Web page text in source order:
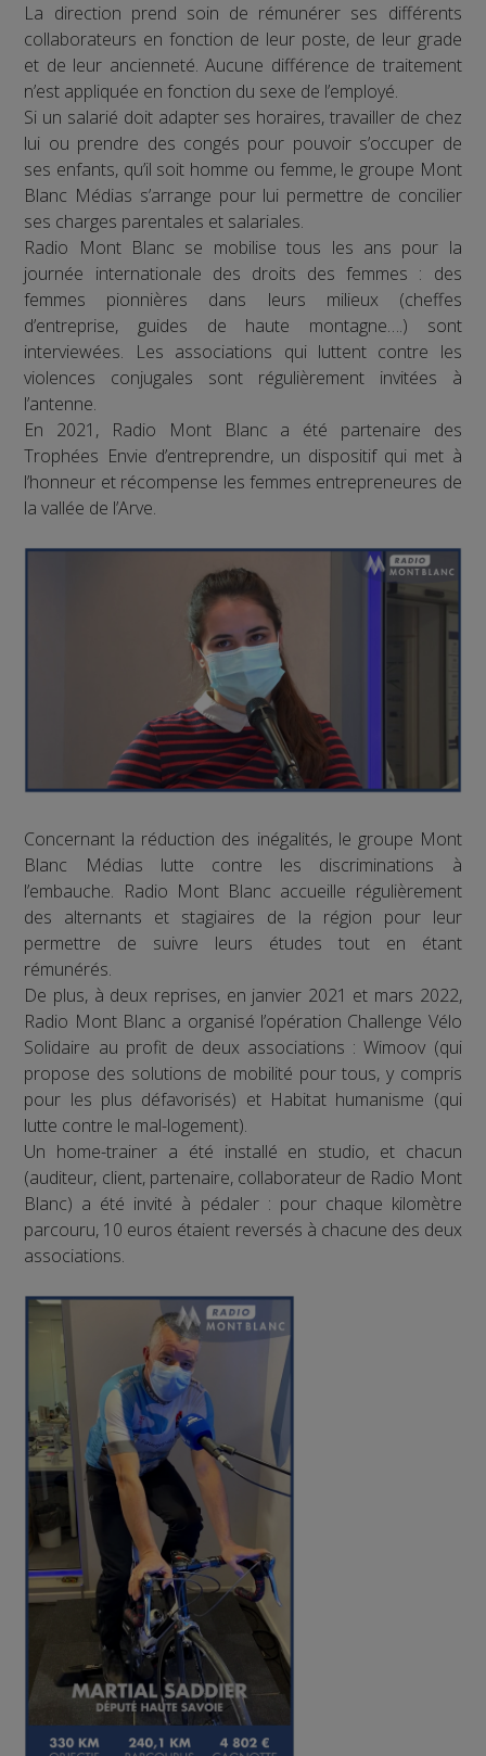
La direction prend soin de rémunérer ses différents
collaborateurs en fonction de leur poste, de leur grade
et de leur ancienneté. Aucune différence de traitement
n’est appliquée en fonction du sexe de l’employé.
Si un salarié doit adapter ses horaires, travailler de chez
lui ou prendre des congés pour pouvoir s’occuper de
ses enfants, qu’il soit homme ou femme, le groupe Mont
Blanc Médias s’arrange pour lui permettre de concilier
ses charges parentales et salariales.
Radio Mont Blanc se mobilise tous les ans pour la
journée internationale des droits des femmes : des
femmes pionnières dans leurs milieux (cheffes
d’entreprise, guides de haute montagne….) sont
interviewées. Les associations qui luttent contre les
violences conjugales sont régulièrement invitées à
l’antenne.
En 2021, Radio Mont Blanc a été partenaire des
Trophées Envie d’entreprendre, un dispositif qui met à
l’honneur et récompense les femmes entrepreneures de
la vallée de l’Arve.
Concernant la réduction des inégalités, le groupe Mont
Blanc Médias lutte contre les discriminations à
l’embauche. Radio Mont Blanc accueille régulièrement
des alternants et stagiaires de la région pour leur
permettre de suivre leurs études tout en étant
rémunérés.
De plus, à deux reprises, en janvier 2021 et mars 2022,
Radio Mont Blanc a organisé l’opération Challenge Vélo
Solidaire au profit de deux associations : Wimoov (qui
propose des solutions de mobilité pour tous, y compris
pour les plus défavorisés) et Habitat humanisme (qui
lutte contre le mal-logement).
Un home-trainer a été installé en studio, et chacun
(auditeur, client, partenaire, collaborateur de Radio Mont
Blanc) a été invité à pédaler : pour chaque kilomètre
parcouru, 10 euros étaient reversés à chacune des deux
associations.